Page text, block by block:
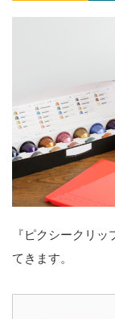
『ピクシークリ
てきます。